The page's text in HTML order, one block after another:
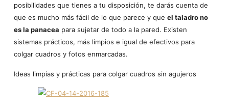
posibilidades que tienes a tu disposición, te darás cuenta de
que es mucho más fácil de lo que parece y que el taladro no
es la panacea para sujetar de todo a la pared. Existen
sistemas prácticos, más limpios e igual de efectivos para
colgar cuadros y fotos enmarcadas.
Ideas limpias y prácticas para colgar cuadros sin agujeros